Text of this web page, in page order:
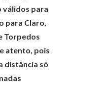
válidos para
para Claro,
Torpedos
atento, pois
distância só